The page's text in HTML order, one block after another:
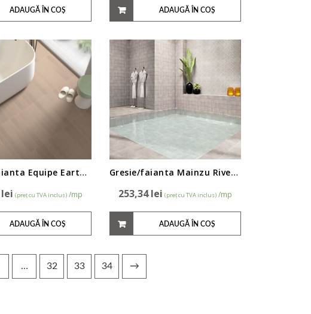
ADAUGĂ ÎN COȘ ADAUGĂ ÎN COȘ
Gresie/faianta Equipe Earth 7,5×60 cm
lei (preț cu TVA inclus) /mp
ADAUGĂ ÎN COȘ
Gresie/faianta Mainzu River 15x15cm
253,34lei (preț cu TVA inclus) /mp
ADAUGĂ ÎN COȘ
… 32 33 34 →